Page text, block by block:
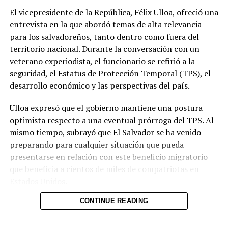
Además de la seguridad, las autoridades abordaron la
cooperación económica, comercial y tecnológica. Ambas
partes acordaron impulsar la creación de un Consejo
Binacional Empresarial orientado a promover el
comercio, la inversión y nuevas oportunidades de
desarrollo entre Colombia y El Salvador.
inteligencia artificial y transformación digital. Entre las
iniciativas mencionadas figuran la plataforma DoctorSV,
el acuerdo estratégico con Google Cloud y la
digitalización de trámites en el Centro Nacional de
Registros (CNR) y otras instituciones. Asimismo, se
habló de la tokenización y los activos digitales, áreas en
y una Comisión Nacional de Activos Digitales.
El vicepresidente de la República, Félix Ulloa, ofreció una
entrevista en la que abordó temas de alta relevancia
para los salvadoreños, tanto dentro como fuera del
territorio nacional. Durante la conversación con un
veterano experiodista, el funcionario se refirió a la
seguridad, el Estatus de Protección Temporal (TPS), el
desarrollo económico y las perspectivas del país.
Ulloa expresó que el gobierno mantiene una postura
optimista respecto a una eventual prórroga del TPS. Al
mismo tiempo, subrayó que El Salvador se ha venido
preparando para cualquier situación que pueda
presentarse en relación con este beneficio migratorio
que beneficia a cientos de miles de compatriotas en
En materia de seguridad, el vicepresidente recordó el
CONTINUE READING